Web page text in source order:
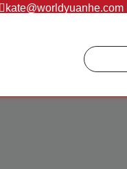
kate@worldyuanhe.com